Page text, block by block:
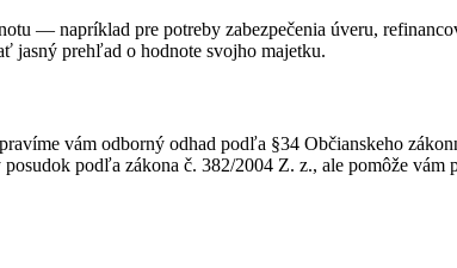
— napríklad pre potreby zabezpečenia úveru,
jasný prehľad o hodnote svojho majetku.
vám odborný odhad podľa §34 Občianskeho
podľa zákona č. 382/2004 Z. z., ale pomôže